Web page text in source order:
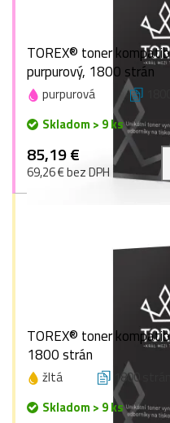
TOREX® toner
purpurový, 1800 strán
purpurová
Skladom > 9 ks
85,19 €
69,26 € bez DPH
TOREX® toner
1800 strán
žltá 1800 strán
Skladom > 9 ks